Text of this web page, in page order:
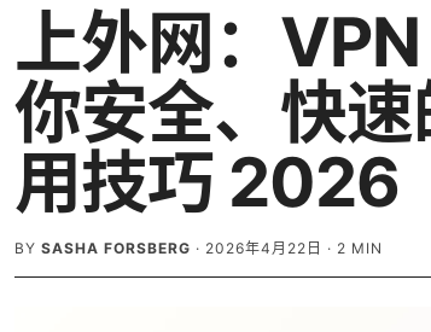
上外网：
你安全、快
用技巧 2026
BY SASHA FORSBERG · 2026年4月22日 · 2 MIN